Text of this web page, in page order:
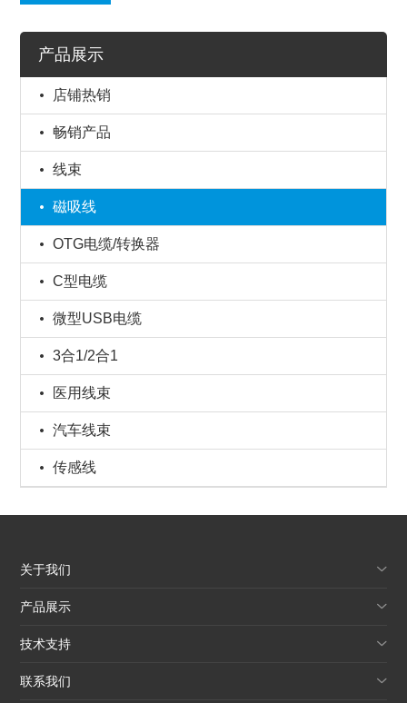
产品展示
店铺热销
畅销产品
线束
磁吸线
OTG电缆/转换器
C型电缆
微型USB电缆
3合1/2合1
医用线束
汽车线束
传感线
关于我们
产品展示
技术支持
联系我们